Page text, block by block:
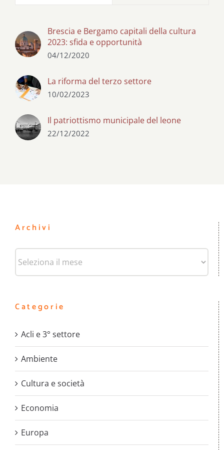
Brescia e Bergamo capitali della cultura
2023: sfida e opportunità
04/12/2020
La riforma del terzo settore
10/02/2023
Il patriottismo municipale del leone
22/12/2022
Archivi
Categorie
Acli e 3° settore
Ambiente
Cultura e società
Economia
Europa